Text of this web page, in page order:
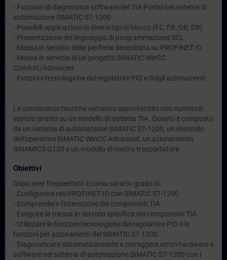
- Funzioni di diagnostica software del TIA Portal nel sistema di
automazione SIMATIC S7-1200
- Possibili applicazioni di diversi tipi di blocco (FC, FB, OB, DB)
- Presentazione del linguaggio di programmazione SCL
- Messa in servizio della periferia decentrata su PROFINET IO
- Messa in servizio di un progetto SIMATIC WinCC
Comfort/Advanced
- Funzioni tecnologiche del regolatore PID e delgli azionamenti
Le conoscenze teoriche verranno approfondite con numerosi
esercizi pratici su un modello di sistema TIA. Questo è composto
da un sistema di automazione SIMATIC S7-1200, un controllo
dell'operatore SIMATIC WinCC Advanced, un azionamento
SINAMICS G120 e un modello di nastro trasportatore.
Obiettivi
Dopo aver frequentato il corso sarai in grado di:
- Configurare reti PROFINET IO con SIMATIC S7-1200
- Comprendere l'interazione dei componenti TIA
- Eseguire la messa in servizio specifica dei componenti TIA
- Utilizzare le funzioni tecnologiche del regolatore PID e le
funzioni per azionamenti del SIMATIC S7-1200
- Diagnosticare sistematicamente e correggere errori hardware e
software nel sistema di automazione SIMATIC S7-1200 con i